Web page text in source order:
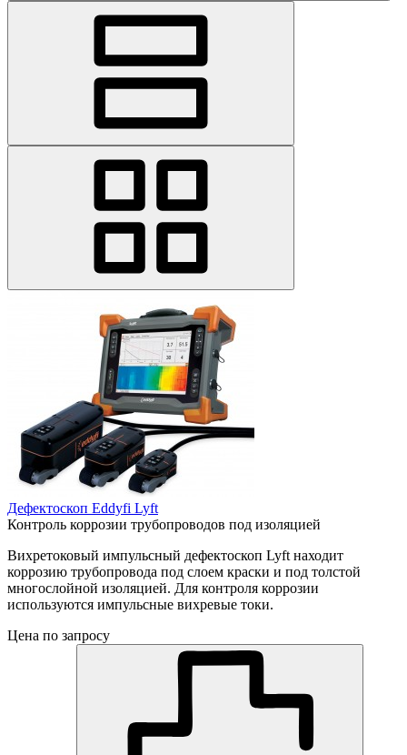
Дефектоскоп Eddyfi Lyft
Контроль коррозии трубопроводов под изоляцией
Вихретоковый импульсный дефектоскоп Lyft находит
коррозию трубопровода под слоем краски и под толстой
многослойной изоляцией. Для контроля коррозии
используются импульсные вихревые токи.
Цена по запросу